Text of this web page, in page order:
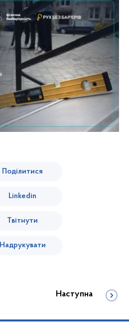
Поділитися
Linkedin
Твітнути
Надрукувати
Наступна